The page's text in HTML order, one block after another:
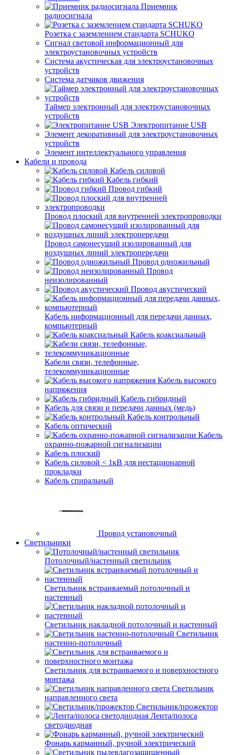
Приемник
радиосигнала
Розетка с заземлением стандарта SCHUKO
Сигнал световой информационный для
электроустановочных устройств
Система акустическая для электроустановочных
устройств
Система датчиков движения
Таймер электронный для электроустановочных
устройств
Электропитание USB
Элемент декоративный для электроустановочных
устройств
Элемент интеллектуального управления
Кабели и провода
Кабель силовой
Кабель гибкий
Провод гибкий
Провод плоский для внутренней электропроводки
Провод самонесущий изолированный для
воздушных линий электропередачи
Провод одножильный
Провод
неизолированный
Провод акустический
Кабель информационный для передачи данных,
компьютерный
Кабель коаксиальный
Кабели связи, телефонные,
телекоммуникационные
Кабель высокого
напряжения
Кабель гибридный
Кабель для связи и передачи данных (медь)
Кабель контрольный
Кабель оптический
Кабель
охранно-пожарной сигнализации
Кабель плоский
Кабель силовой < 1кВ для нестационарной
прокладки
Кабель спиральный
Провод установочный
Светильники
Потолочный/настенный светильник
Светильник встраиваемый потолочный и
настенный
Светильник накладной потолочный и настенный
Светильник
настенно-потолочный
Светильник для встраиваемого и поверхностного
монтажа
Светильник
направленного света
Светильник/прожектор
Лента/полоса
светодиодная
Фонарь карманный, ручной электрический